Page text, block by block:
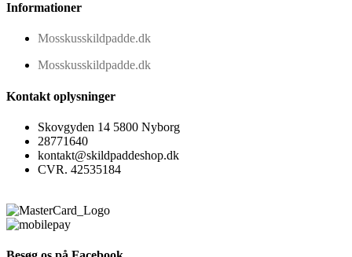
Informationer
Mosskusskildpadde.dk
Mosskusskildpadde.dk
Kontakt oplysninger
Skovgyden 14 5800 Nyborg
28771640
kontakt@skildpaddeshop.dk
CVR. 42535184